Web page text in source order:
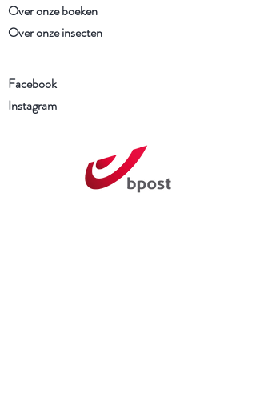
Over onze boeken
Over onze insecten
Facebook
Instagram